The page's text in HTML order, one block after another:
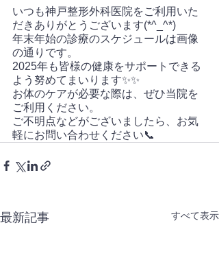
いつも神戸整形外科医院をご利用いた
だきありがとうございます(*^_^*)
年末年始の診療のスケジュールは画像
の通りです。
2025年も皆様の健康をサポートできる
よう努めてまいります✨✨
お体のケアが必要な際は、ぜひ当院を
ご利用ください。
ご不明点などがございましたら、お気
軽にお問い合わせください📞
最新記事 すべて表示